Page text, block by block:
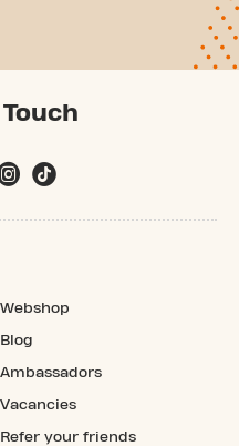
Webshop
Blog
Ambassadors
Vacancies
Refer your friends